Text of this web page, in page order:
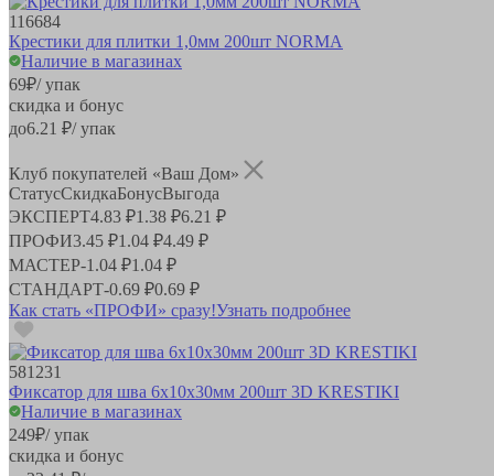
116684
Крестики для плитки 1,0мм 200шт NORMA
Наличие в магазинах
69₽/ упак
скидка и бонус
до6.21 ₽/ упак
Клуб покупателей «Ваш Дом»
СтатусСкидкаБонусВыгода
ЭКСПЕРТ4.83 ₽1.38 ₽6.21 ₽
ПРОФИ3.45 ₽1.04 ₽4.49 ₽
МАСТЕР-1.04 ₽1.04 ₽
СТАНДАРТ-0.69 ₽0.69 ₽
Как стать «ПРОФИ» сразу!Узнать подробнее
581231
Фиксатор для шва 6х10х30мм 200шт 3D KRESTIKI
Наличие в магазинах
249₽/ упак
скидка и бонус